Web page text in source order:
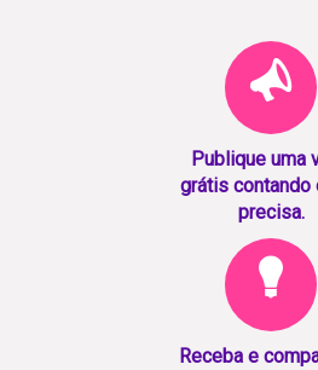
Publique uma
grátis contando
precisa.
Receba e